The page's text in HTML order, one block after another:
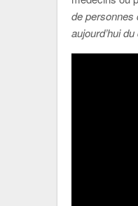
de personnes
aujourd’hui